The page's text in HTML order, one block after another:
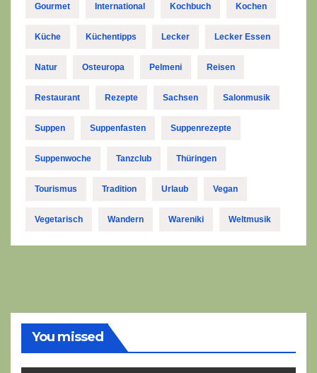
Gourmet International Kochbuch Kochen
Küche Küchentipps Lecker Lecker Essen
Natur Osteuropa Pelmeni Reisen
Restaurant Rezepte Sachsen Salonmusik
Suppen Suppenfasten Suppenrezepte
Suppenwoche Tanzclub Thüringen
Tourismus Tradition Urlaub Vegan
Vegetarisch Wandern Wareniki Weltmusik
You missed